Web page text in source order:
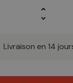
Livraison en 14